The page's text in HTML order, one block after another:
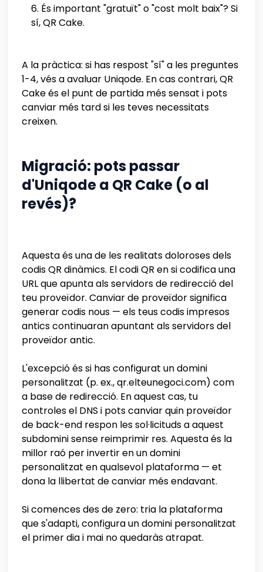
És important "gratuït" o "cost molt baix"? Si
sí, QR Cake.
A la pràctica: si has respost "sí" a les preguntes
1-4, vés a avaluar Uniqode. En cas contrari, QR
Cake és el punt de partida més sensat i pots
canviar més tard si les teves necessitats
creixen.
Migració: pots passar
d'Uniqode a QR Cake (o al
revés)?
Aquesta és una de les realitats doloroses dels
codis QR dinàmics. El codi QR en si codifica una
URL que apunta als servidors de redirecció del
teu proveïdor. Canviar de proveïdor significa
generar codis nous — els teus codis impresos
antics continuaran apuntant als servidors del
proveïdor antic.
L'excepció és si has configurat un domini
personalitzat (p. ex., qr.elteunegoci.com) com
a base de redirecció. En aquest cas, tu
controles el DNS i pots canviar quin proveïdor
de back-end respon les sol·licituds a aquest
subdomini sense reimprimir res. Aquesta és la
millor raó per invertir en un domini
personalitzat en qualsevol plataforma — et
dona la llibertat de canviar més endavant.
Si comences des de zero: tria la plataforma
que s'adapti, configura un domini personalitzat
el primer dia i mai no quedaràs atrapat.